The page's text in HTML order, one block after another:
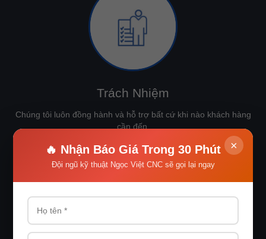
Trách Nhiệm
Chúng tôi luôn đồng hành và hỗ trợ bất cứ khi nào khách hàng
cần đến.
+10 NĂM +40 SẢN PHẨM
×
🔥 Nhận Báo Giá Trong 30 Phút
Đội ngũ kỹ thuật Ngọc Việt CNC sẽ gọi lại ngay